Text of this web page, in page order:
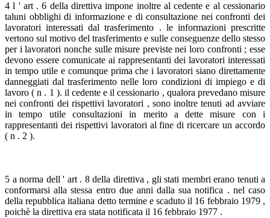
4 l ' art . 6 della direttiva impone inoltre al cedente e al cessionario
taluni obblighi di informazione e di consultazione nei confronti dei
lavoratori interessati dal trasferimento . le informazioni prescritte
vertono sul motivo del trasferimento e sulle conseguenze dello stesso
per i lavoratori nonche sulle misure previste nei loro confronti ; esse
devono essere comunicate ai rappresentanti dei lavoratori interessati
in tempo utile e comunque prima che i lavoratori siano direttamente
danneggiati dal trasferimento nelle loro condizioni di impiego e di
lavoro ( n . 1 ). il cedente e il cessionario , qualora prevedano misure
nei confronti dei rispettivi lavoratori , sono inoltre tenuti ad avviare
in tempo utile consultazioni in merito a dette misure con i
rappresentanti dei rispettivi lavoratori al fine di ricercare un accordo
( n . 2 ).
5 a norma dell ' art . 8 della direttiva , gli stati membri erano tenuti a
conformarsi alla stessa entro due anni dalla sua notifica . nel caso
della repubblica italiana detto termine e scaduto il 16 febbraio 1979 ,
poichè la direttiva era stata notificata il 16 febbraio 1977 .